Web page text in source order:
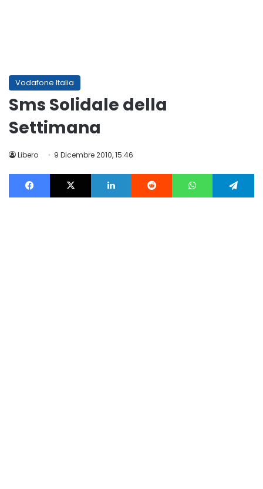
Vodafone Italia
Sms Solidale della
Settimana
Libero 9 Dicembre 2010, 15:46
Facebook X LinkedIn Reddit WhatsApp